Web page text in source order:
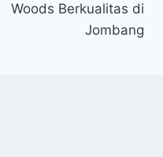
Woods Berkualitas di
Jombang